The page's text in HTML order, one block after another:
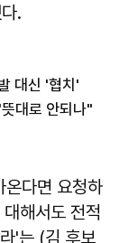
.
대신 '협치'
대로 안되나"
다면 요청하
해서도 전적
'는 (김 후보